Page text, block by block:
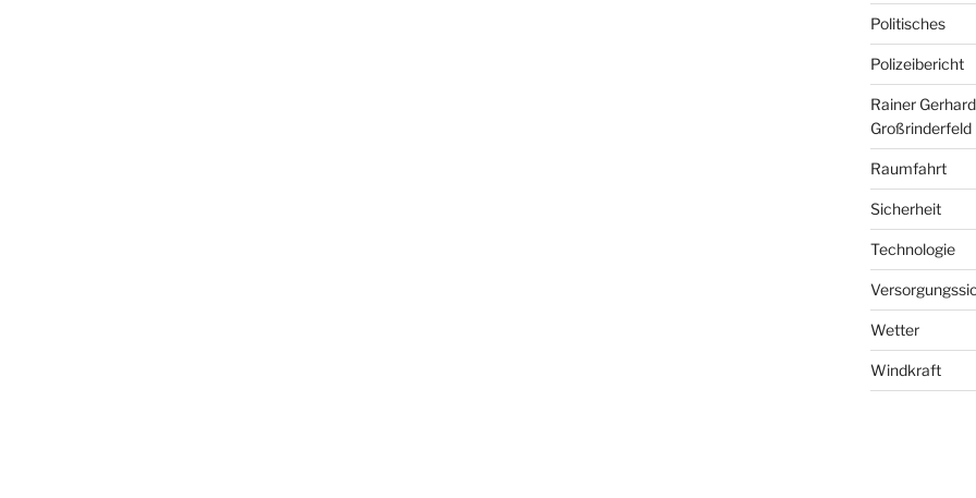
Politisches
Polizeibericht
Rainer
Großrinderfeld
Raumfahrt
Sicherheit
Technologie
Wetter
Windkraft